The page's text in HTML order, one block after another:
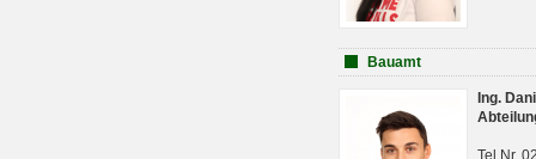
Bauamt
Ing.
Tel.Nr.